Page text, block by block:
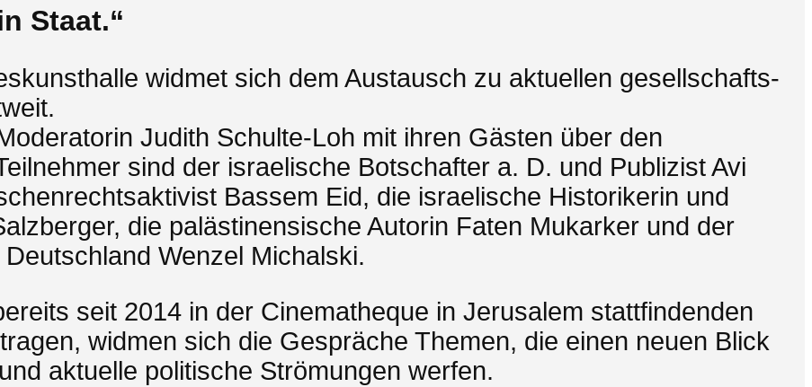
Staat.“
widmet sich dem Austausch zu aktuellen gesellschafts-
Judith Schulte-Loh mit ihren Gästen über den
sind der israelische Botschafter a. D. und Publizist Avi
Bassem Eid, die israelische Historikerin und
die palästinensische Autorin Faten Mukarker und der
Wenzel Michalski.
seit 2014 in der Cinematheque in Jerusalem stattfindenden
widmen sich die Gespräche Themen, die einen neuen Blick
aktuelle politische Strömungen werfen.